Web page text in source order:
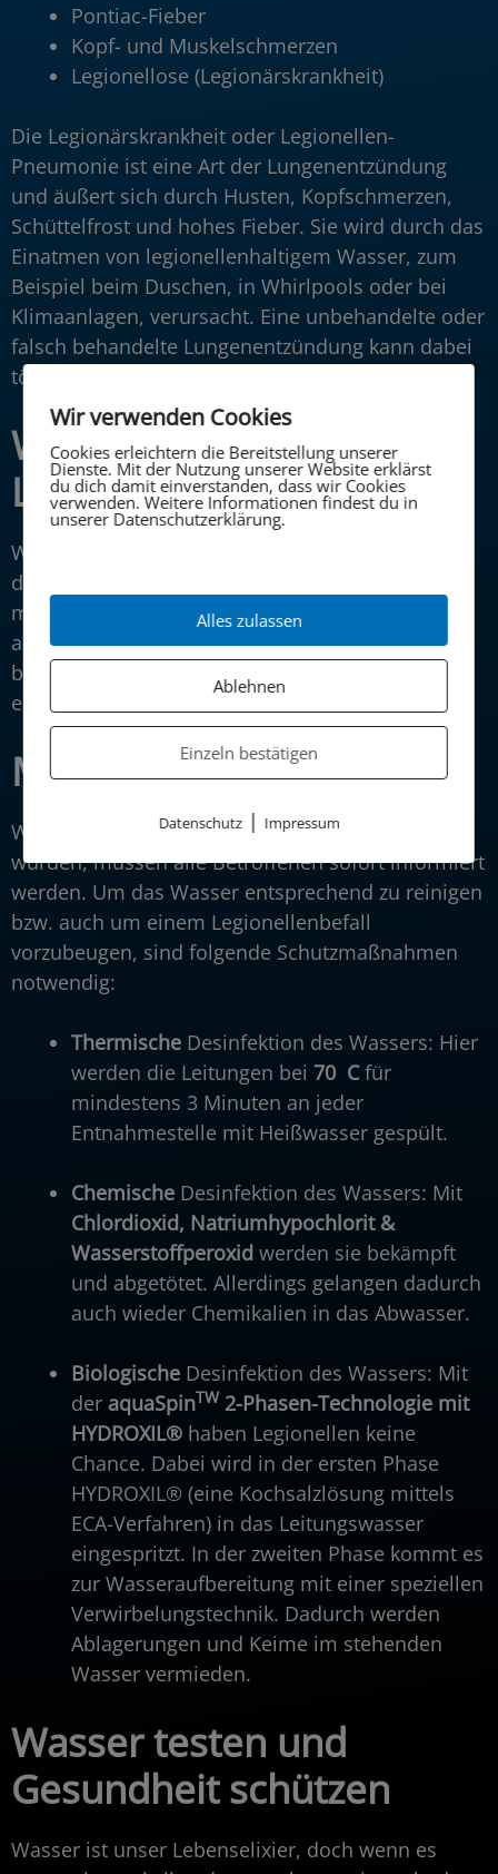
Pontiac-Fieber
Kopf- und Muskelschmerzen
Legionellose (Legionärskrankheit)
Die Legionärskrankheit oder Legionellen-
Pneumonie ist eine Art der Lungenentzündung
und äußert sich durch Husten, Kopfschmerzen,
Schüttelfrost und hohes Fieber. Sie wird durch das
Einatmen von legionellenhaltigem Wasser, zum
Beispiel beim Duschen, in Whirlpools oder bei
Klimaanlagen, verursacht. Eine unbehandelte oder
falsch behandelte Lungenentzündung kann dabei
tödlich enden.
Wie lassen sich
Legionellen nachweisen?
Wie kannst du dir nun sicher sein, ob sich in
deinem Trinkwasser Legionellen befinden? Dafür
muss eine Wasserprobe entnommen und
anschließend untersucht werden. Wichtig ist, die
betroffenen Wasserleitungen auf keinen Fall zu
entleeren!
Maßnahmen und Schutz
Wenn Legionellen im Trinkwasser nachgewiesen
wurden, müssen alle Betroffenen sofort informiert
werden. Um das Wasser entsprechend zu reinigen
bzw. auch um einem Legionellenbefall
vorzubeugen, sind folgende Schutzmaßnahmen
notwendig:
Thermische Desinfektion des Wassers: Hier
werden die Leitungen bei 70 Cfür
mindestens 3 Minuten an jeder
Entnahmestelle mit Heißwasser gespült.
Chemische Desinfektion des Wassers: Mit
Chlordioxid, Natriumhypochlorit &
Wasserstoffperoxid werden sie bekämpft
und abgetötet. Allerdings gelangen dadurch
auch wieder Chemikalien in das Abwasser.
Biologische Desinfektion des Wassers: Mit
der aquaSpinTW 2-Phasen-Technologie mit
HYDROXIL® haben Legionellen keine
Chance. Dabei wird in der ersten Phase
HYDROXIL® (eine Kochsalzlösung mittels
ECA-Verfahren) in das Leitungswasser
eingespritzt. In der zweiten Phase kommt es
zur Wasseraufbereitung mit einer speziellen
Verwirbelungstechnik. Dadurch werden
Ablagerungen und Keime im stehenden
Wasser vermieden.
Wasser testen und
Gesundheit schützen
Wasser ist unser Lebenselixier, doch wenn es
Wir verwenden Cookies
Cookies erleichtern die Bereitstellung unserer
Dienste. Mit der Nutzung unserer Website erklärst
du dich damit einverstanden, dass wir Cookies
verwenden. Weitere Informationen findest du in
unserer Datenschutzerklärung.
Alles zulassen
Ablehnen
Einzeln bestätigen
Datenschutz| Impressum